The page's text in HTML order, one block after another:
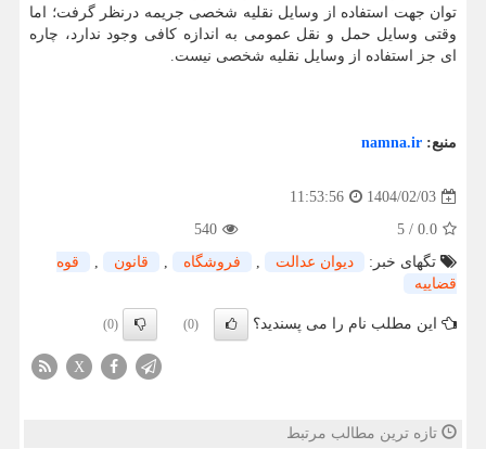
توان جهت استفاده از وسایل نقلیه شخصی جریمه درنظر گرفت؛ اما
وقتی وسایل حمل و نقل عمومی به اندازه کافی وجود ندارد، چاره
ای جز استفاده از وسایل نقلیه شخصی نیست.
منبع: namna.ir
1404/02/03
11:53:56
0.0
/
5
540
تگهای خبر:
دیوان عدالت , فروشگاه , قانون ,
قوه
قضاییه
این مطلب نام را می پسندید؟ (0)
(0)
X
تازه ترین مطالب مرتبط